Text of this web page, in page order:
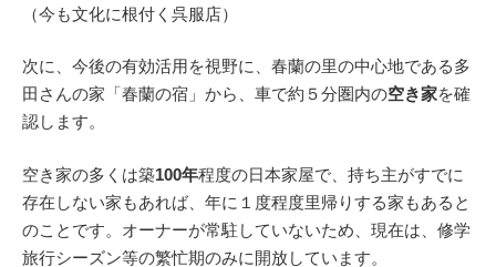
（今も文化に根付く呉服店）
次に、今後の有効活用を視野に、春蘭の里の中心地である多
田さんの家「春蘭の宿」から、車で約５分圏内の空き家を確
認します。
空き家の多くは築100年程度の日本家屋で、持ち主がすでに
存在しない家もあれば、年に１度程度里帰りする家もあると
のことです。オーナーが常駐していないため、現在は、修学
旅行シーズン等の繁忙期のみに開放しています。